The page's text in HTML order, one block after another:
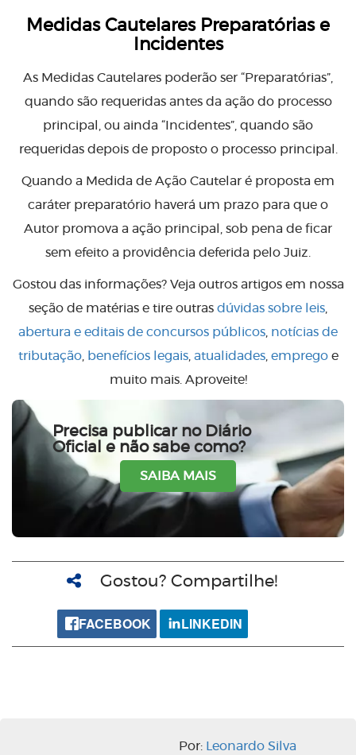
Medidas Cautelares Preparatórias e
Incidentes
As Medidas Cautelares poderão ser “Preparatórias”,
quando são requeridas antes da ação do processo
principal, ou ainda “Incidentes”, quando são
requeridas depois de proposto o processo principal.
Quando a Medida de Ação Cautelar é proposta em
caráter preparatório haverá um prazo para que o
Autor promova a ação principal, sob pena de ficar
sem efeito a providência deferida pelo Juiz.
Gostou das informações? Veja outros artigos em nossa
seção de matérias e tire outras dúvidas sobre leis
abertura e editais de concursos públicos notícias de
tributação, benefícios legais, atualidades, empregoe
muito mais. Aproveite!
Precisa publicar no Diário
Oficial e não sabe como?
SAIBA MAIS
Gostou? Compartilhe!
FACEBOOK LINKEDIN
Por: Leonardo Silva